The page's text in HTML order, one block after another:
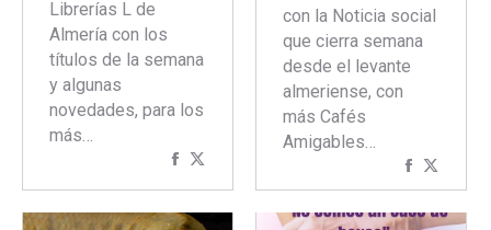
Librerías L de
Almería con los
títulos de la semana
y algunas
novedades, para los
más…
Compartir
con
Facebook
con
Twitter
con la Noticia social
que cierra semana
desde el levante
almeriense, con
más Cafés
Amigables…
Compartir
concon